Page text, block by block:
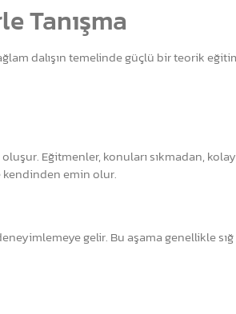
Tanışma
dalışın temelinde güçlü bir teorik
Eğitmenler, konuları sıkmadan,
kendinden emin olur.
gelir. Bu aşama genellikle